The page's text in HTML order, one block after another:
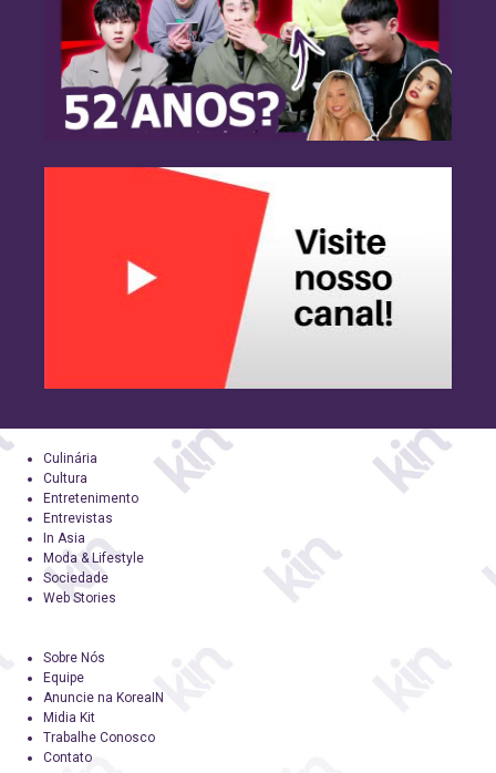
Culinária
Cultura
Entretenimento
Entrevistas
In Asia
Moda & Lifestyle
Sociedade
Web Stories
Sobre Nós
Equipe
Anuncie na KoreaIN
Midia Kit
Trabalhe Conosco
Contato